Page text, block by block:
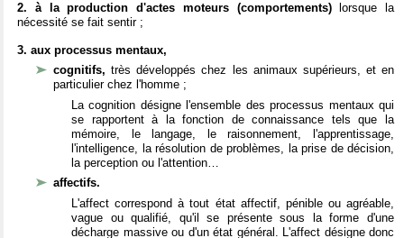
2. à la production d'actes moteurs (comportements)lorsque la
nécessité se fait sentir ;
3. aux processus mentaux,
cognitifs,très développés chez les animaux supérieurs, et en
particulier chez l'homme ;
La cognition désigne l'ensemble des processus mentaux qui
se rapportent à la fonction de connaissance tels que la
mémoire, le langage, le raisonnement, l'apprentissage,
l'intelligence, la résolution de problèmes, la prise de décision,
la perception ou l'attention…
affectifs.
L'affect correspond à tout état affectif, pénible ou agréable,
vague ou qualifié, qu'il se présente sous la forme d'une
décharge massive ou d'un état général. L'affect désigne donc